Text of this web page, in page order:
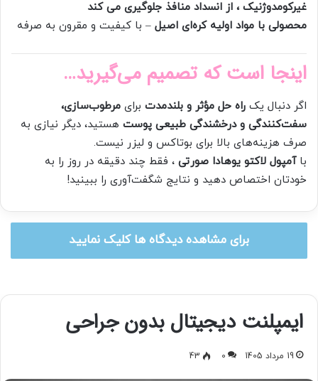
غیرکومدوژنیک ، از انسداد منافذ جلوگیری می کند
محصولی با مواد اولیه کره‌ای اصیل – با کیفیت و مقرون به صرفه
اینجا است که تصمیم می‌گیرید…
اگر دنبال یک راه حل مؤثر و بلندمدت برای مرطوب‌سازی،
سفت‌کنندگی و درخشندگی طبیعی پوست هستید، دیگر نیازی به
صرف هزینه‌های بالا برای بوتاکس و لیزر نیست.
باآمپول لاکتو یوهادا صورتی ، فقط چند دقیقه در روز را به
خودتان اختصاص دهید و نتایج شگفت‌آوری را ببینید!
برای مشاهده دیدگاه ها کلیک نمایید